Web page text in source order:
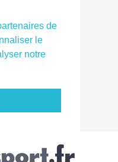
de
le
notre